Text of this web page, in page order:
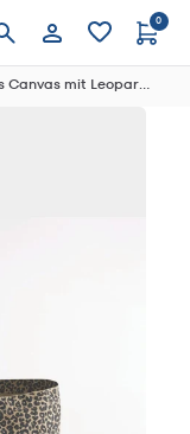
Anmelden
0
Oversize-Tragetasche aus Canvas mit Leopardenmuster